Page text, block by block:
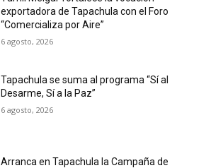
exportadora de Tapachula con el Foro
“Comercializa por Aire”
6 agosto, 2026
Tapachula se suma al programa “Sí al
Desarme, Sí a la Paz”
6 agosto, 2026
Arranca en Tapachula la Campaña de